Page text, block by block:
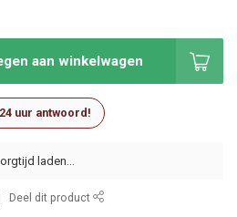
aan winkelwagen
uur antwoord!
Deel dit product